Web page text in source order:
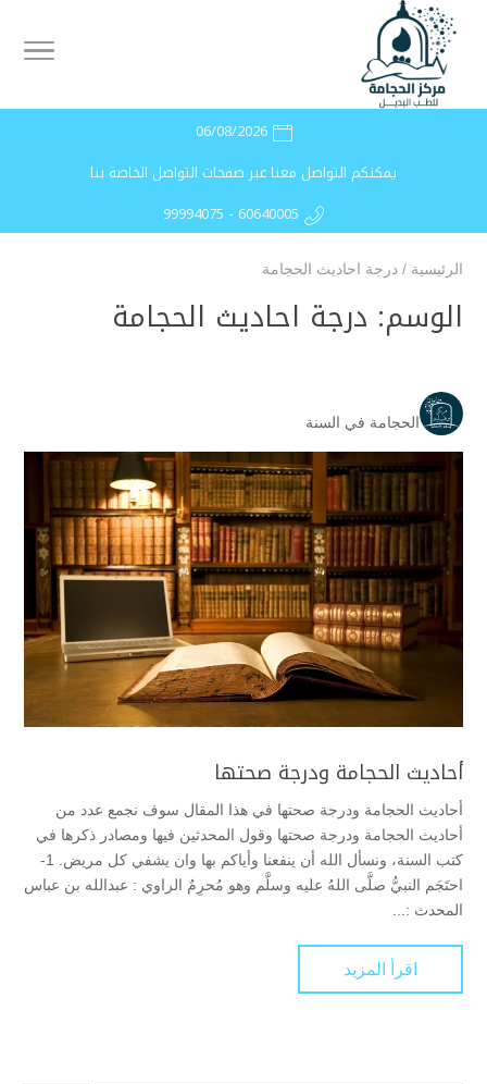
06/08/2026
يمكنكم التواصل معنا عبر صفحات التواصل الخاصة بنا
99994075 - 60640005
الرئيسية / درجة احاديث الحجامة
الوسم: درجة احاديث الحجامة
الحجامة في السنة
أحاديث الحجامة ودرجة صحتها
أحاديث الحجامة ودرجة صحتها في هذا المقال سوف نجمع عدد من
أحاديث الحجامة ودرجة صحتها وقول المحدثين فيها ومصادر ذكرها في
كتب السنة، ونسأل الله أن ينفعنا وأياكم بها وان يشفي كل مريض. 1-
احتَجَم النبيُّ صلَّى اللهُ عليه وسلَّم وهو مُحرِمٌ الراوي : عبدالله بن عباس
المحدث :...
اقرأ المزيد